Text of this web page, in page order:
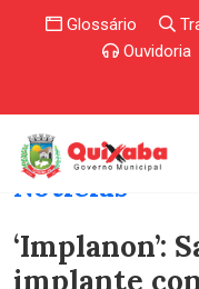
Glossário
Ouvidoria
Notícias
‘Implanon’:
implante